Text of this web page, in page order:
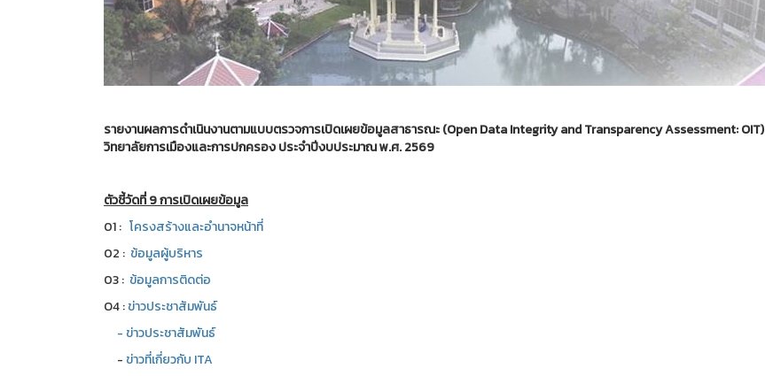
รายงานผลการดำเนินงานตามแบบตรวจการเปิดเผยข้อมูลสาธารณะ (Open Data Integrity and Transparency Assessment: OIT)
วิทยาลัยการเมืองและการปกครอง ประจำปีงบประมาณ พ.ศ. 2569
ตัวชี้วัดที่ 9 การเปิดเผยข้อมูล
01 : โครงสร้างและอำนาจหน้าที่
02 : ข้อมูลผู้บริหาร
03 : ข้อมูลการติดต่อ
O4 :ข่าวประชาสัมพันธ์
- ข่าวประชาสัมพันธ์
- ข่าวที่เกี่ยวกับ ITA